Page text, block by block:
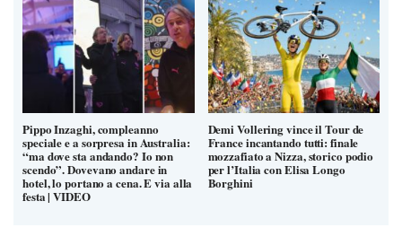
Pippo Inzaghi, compleanno
speciale e a sorpresa in Australia:
“ma dove sta andando? Io non
scendo”. Dovevano andare in
hotel, lo portano a cena. E via alla
festa | VIDEO
Demi Vollering vince il Tour de
France incantando tutti: finale
mozzafiato a Nizza, storico podio
per l’Italia con Elisa Longo
Borghini